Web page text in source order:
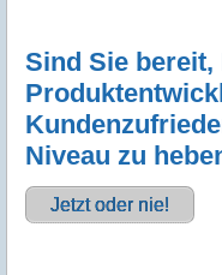
Sind Sie bereit,
Niveau zu
Jetzt oder nie!